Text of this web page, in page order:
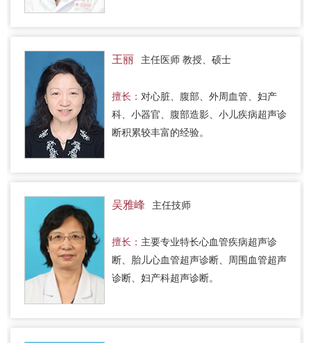
王丽 主任医师 教授、硕士
擅长： 对心脏、腹部、外周血管、妇产
科、小器官、腹部造影、小儿疾病超声诊
断积累较丰富的经验。
吴雅峰 主任技师
擅长： 主要专业特长心血管疾病超声诊
断、胎儿心血管超声诊断、周围血管超声
诊断、妇产科超声诊断。